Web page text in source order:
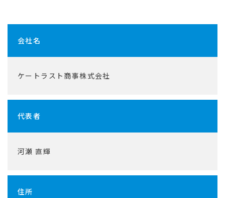
会社名
ケートラスト商事株式会社
代表者
河瀬 直輝
住所